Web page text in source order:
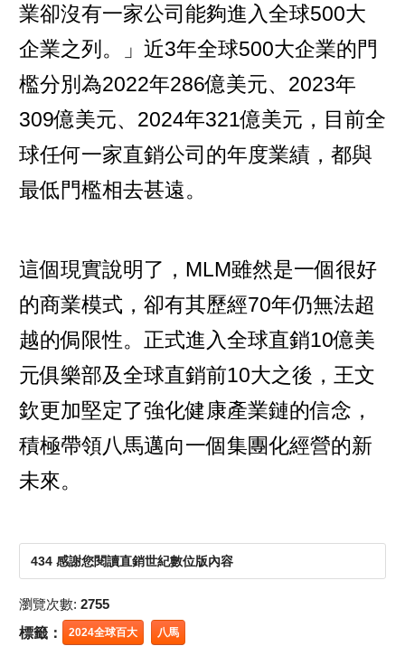
業卻沒有一家公司能夠進入全球500大
企業之列。」近3年全球500大企業的門
檻分別為2022年286億美元、2023年
309億美元、2024年321億美元，目前全
球任何一家直銷公司的年度業績，都與
最低門檻相去甚遠。
這個現實說明了，MLM雖然是一個很好
的商業模式，卻有其歷經70年仍無法超
越的侷限性。正式進入全球直銷10億美
元俱樂部及全球直銷前10大之後，王文
欽更加堅定了強化健康產業鏈的信念，
積極帶領八馬邁向一個集團化經營的新
未來。
434 感謝您閱讀直銷世紀數位版內容
瀏覽次數: 2755
標籤： 2024全球百大 八馬